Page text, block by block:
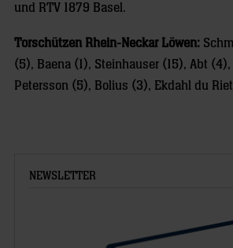
und RTV 1879 Basel.
Torschützen Rhein-Neckar Löwen:
(5), Baena (1), Steinhauser (15), Abt
Petersson (5), Bolius (3), Ekdahl du
NEWSLETTER